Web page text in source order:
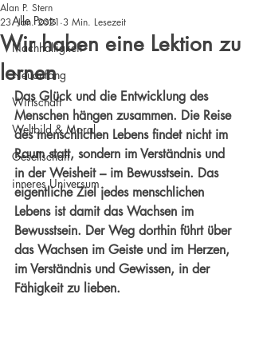
Alle Posts
Nachhaltigkeit
Neuanfang
Wirtschaft
Weltbild & Moral
Gesellschaft
inneres Universum
Wir haben eine Lektion zu
lernen
Alan P. Stern
23. Jan. 2021 3 Min. Lesezeit
Das Glück und die Entwicklung des
Menschen hängen zusammen. Die Reise
des menschlichen Lebens findet nicht im
Raum statt, sondern im Verständnis und
in der Weisheit – im Bewusstsein. Das
eigentliche Ziel jedes menschlichen
Lebens ist damit das Wachsen im
Bewusstsein. Der Weg dorthin führt über
das Wachsen im Geiste und im Herzen,
im Verständnis und Gewissen, in der
Fähigkeit zu lieben.